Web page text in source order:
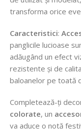
transforma orice
Caracteristici:
panglicile lucioase
adăugând un efect
rezistente și de
baloanelor pe toată
Completează-ți
colorate, un
va aduce o notă